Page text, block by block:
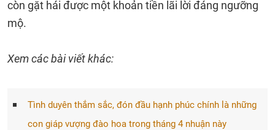
còn gặt hái được một khoản tiền lãi lời đáng ngưỡng
mộ.
Xem các bài viết khác:
Tình duyên thắm sắc, đón đầu hạnh phúc chính là những
con giáp vượng đào hoa trong tháng 4 nhuận này